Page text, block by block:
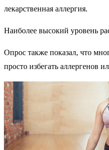
лекарственная аллергия.
Наиболее высокий уровень
Опрос также показал, что
просто избегать аллергенов